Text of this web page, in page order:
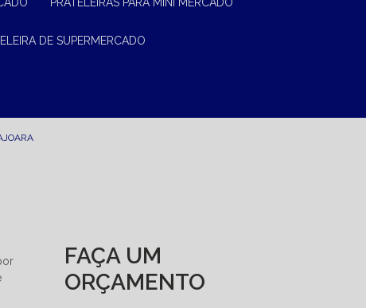
DE SUPERMERCADO
FAÇA UM
ORÇAMENTO